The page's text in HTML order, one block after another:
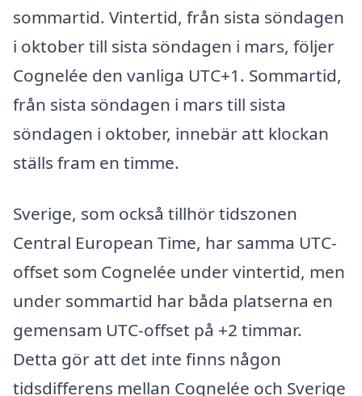
sommartid. Vintertid, från sista söndagen
i oktober till sista söndagen i mars, följer
Cognelée den vanliga UTC+1. Sommartid,
från sista söndagen i mars till sista
söndagen i oktober, innebär att klockan
ställs fram en timme.
Sverige, som också tillhör tidszonen
Central European Time, har samma UTC-
offset som Cognelée under vintertid, men
under sommartid har båda platserna en
gemensam UTC-offset på +2 timmar.
Detta gör att det inte finns någon
tidsdifferens mellan Cognelée och Sverige